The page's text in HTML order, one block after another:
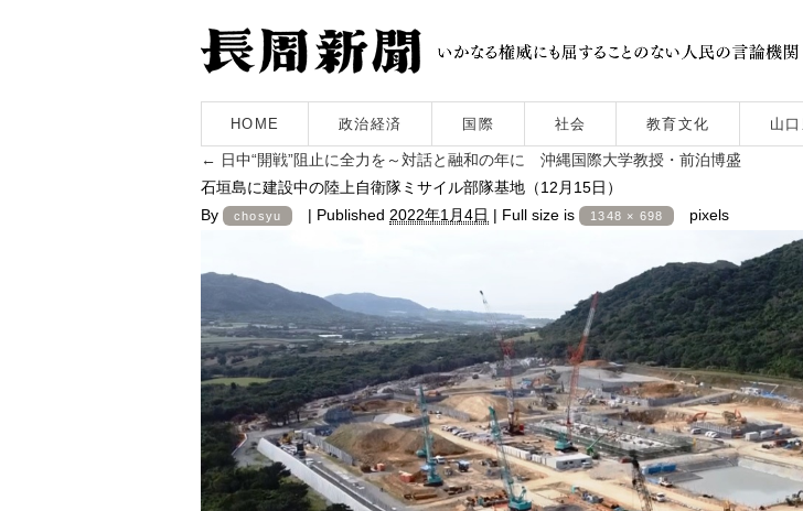
HOME 政治経済 国際 社会 教育文化 山
← 日中“開戦”阻止に全力を～対話と融和の年に 沖縄国際大学教授・前泊博盛
石垣島に建設中の陸上自衛隊ミサイル部隊基地（12月15日）
By
chosyu | Published 2022年1月4日 | Full size is 1348 × 698 pixels